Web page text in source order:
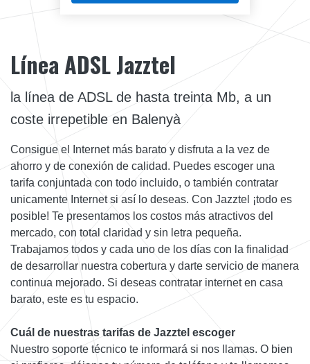
Línea ADSL Jazztel
la línea de ADSL de hasta treinta Mb, a un
coste irrepetible en Balenyà
Consigue el Internet más barato y disfruta a la vez de
ahorro y de conexión de calidad. Puedes escoger una
tarifa conjuntada con todo incluido, o también contratar
unicamente Internet si así lo deseas. Con Jazztel ¡todo es
posible! Te presentamos los costos más atractivos del
mercado, con total claridad y sin letra pequeña.
Trabajamos todos y cada uno de los días con la finalidad
de desarrollar nuestra cobertura y darte servicio de manera
continua mejorado. Si deseas contratar internet en casa
barato, este es tu espacio.
Cuál de nuestras tarifas de Jazztel escoger
Nuestro soporte técnico te informará si nos llamas. O bien